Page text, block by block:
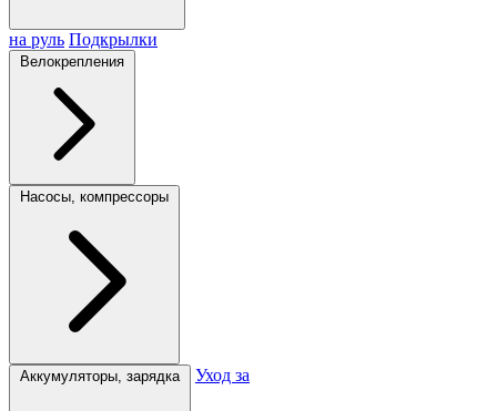
на руль Подкрылки
Велокрепления
Насосы, компрессоры
Аккумуляторы, зарядка Уход за